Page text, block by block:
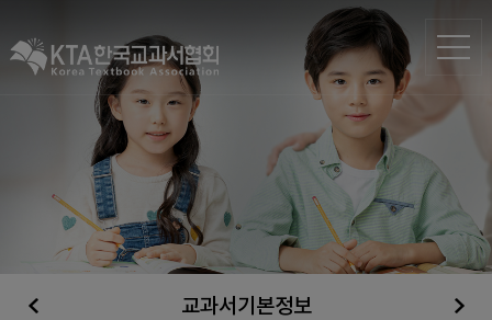
교과서기본정보